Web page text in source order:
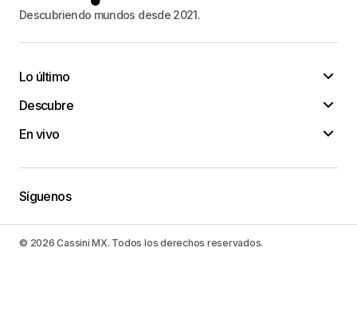
Descubriendo mundos desde 2021.
Lo último
Descubre
En vivo
Síguenos
© 2026 Cassini MX. Todos los derechos reservados.